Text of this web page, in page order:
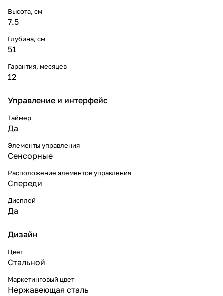
Высота, см
7.5
Глубина, см
51
Гарантия, месяцев
12
Управление и интерфейс
Таймер
Да
Элементы управления
Сенсорные
Расположение элементов управления
Спереди
Дисплей
Да
Дизайн
Цвет
Стальной
Маркетинговый цвет
Нержавеющая сталь